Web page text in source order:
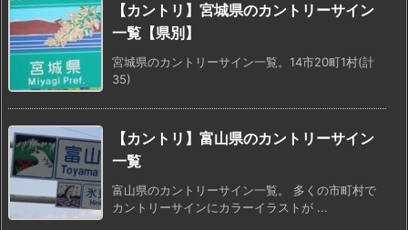
【カントリ】宮城県のカントリーサイン
一覧【県別】
宮城県のカントリーサイン一覧。14市20町1村(計
35)
【カントリ】富山県のカントリーサイン
一覧
富山県のカントリーサイン一覧。 多くの市町村で
カントリーサインにカラーイラストが ...